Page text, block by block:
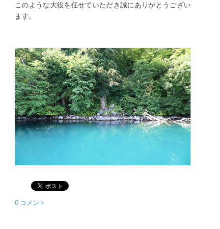
このような大役を任せていただき誠にありがとうござい
ます。
0 コメント